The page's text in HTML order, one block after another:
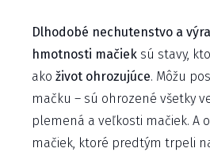
Dlhodobé nechutenstvo a
hmotnosti mačiek sú stavy,
ako život ohrozujúce. Môžu
mačku – sú ohrozené všetky
plemená a veľkosti mačiek. A
mačiek, ktoré predtým trpeli